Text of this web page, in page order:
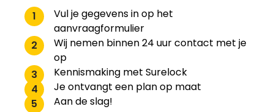
1
Vul je gegevens in op het
aanvraagformulier
2
Wij nemen binnen 24 uur contact met je
op
3
Kennismaking met Surelock
4
Je ontvangt een plan op maat
5
Aan de slag!